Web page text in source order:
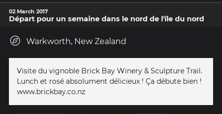
02 March 2017
Départ pour un semaine dans le nord de l'île du nord
Warkworth, New Zealand
Visite du vignoble Brick Bay Winery & Sculpture Trail.
Lunch et rosé absolument délicieux ! Ça débute bien !
www.brickbay.co.nz